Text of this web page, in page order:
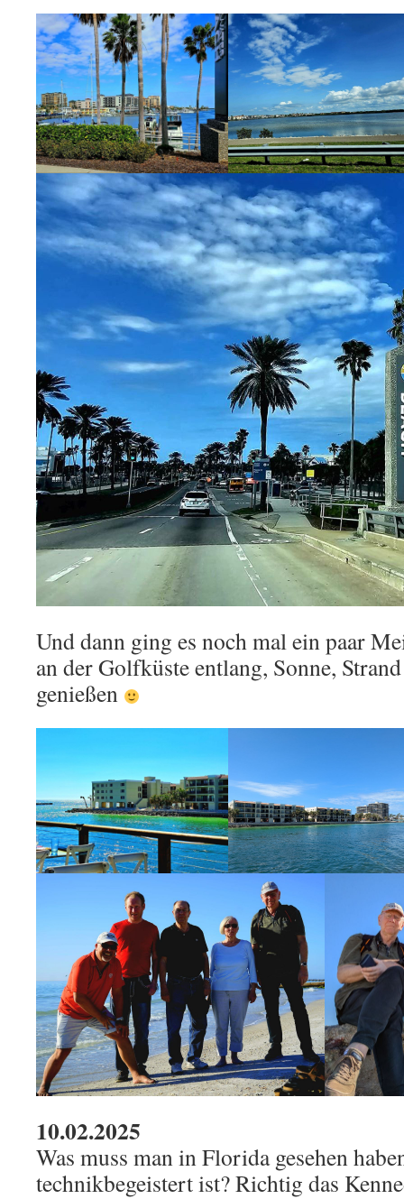
Und dann ging es noch mal ein paar
an der Golfküste entlang, Sonne,
genießen
10.02.2025
Was muss man in Florida gesehen
technikbegeistert ist? Richtig das